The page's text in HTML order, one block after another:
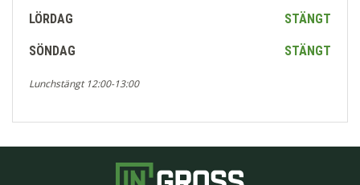
LÖRDAG STÄNGT
SÖNDAG STÄNGT
Lunchstängt 12:00-13:00